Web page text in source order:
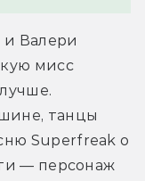
и Валери
мисс
танцы
Superfreak о
— персонаж